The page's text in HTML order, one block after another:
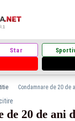
Star
de 20 de ani